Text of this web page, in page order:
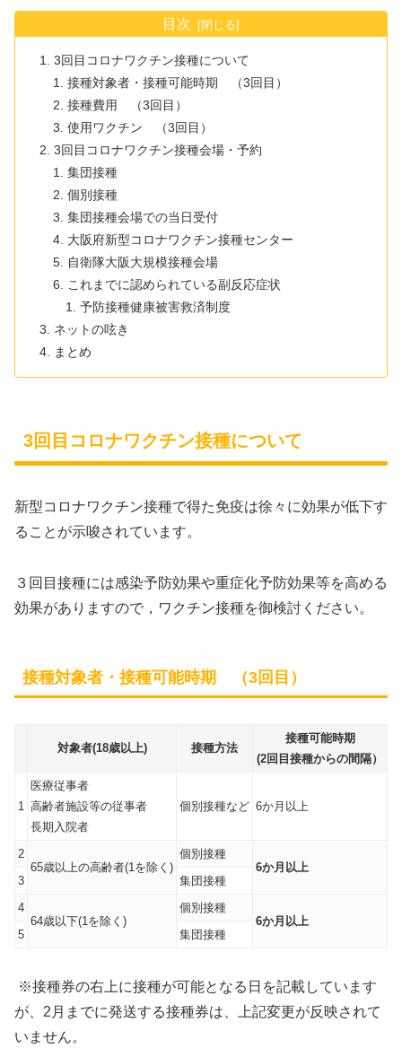
目次
3回目コロナワクチン接種について
接種対象者・接種可能時期 （3回目）
接種費用 （3回目）
使用ワクチン （3回目）
3回目コロナワクチン接種会場・予約
集団接種
個別接種
集団接種会場での当日受付
大阪府新型コロナワクチン接種センター
自衛隊大阪大規模接種会場
これまでに認められている副反応症状
予防接種健康被害救済制度
ネットの呟き
まとめ
3回目コロナワクチン接種について
新型コロナワクチン接種で得た免疫は徐々に効果が低下す
ることが示唆されています。
３回目接種には感染予防効果や重症化予防効果等を高める
効果がありますので，ワクチン接種を御検討ください。
接種対象者・接種可能時期 （3回目）
対象者(18歳以上) 接種方法
接種可能時期
(2回目接種からの間隔）
1
医療従事者
高齢者施設等の従事者
長期入院者
個別接種など 6か月以上
2
65歳以上の高齢者(1を除く)
個別接種
6か月以上
3
集団接種
4
64歳以下(1を除く)
個別接種
6か月以上
5
集団接種
※接種券の右上に接種が可能となる日を記載しています
が、2月までに発送する接種券は、上記変更が反映されて
いません。